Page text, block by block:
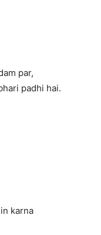
par,
padhi hai.
karna